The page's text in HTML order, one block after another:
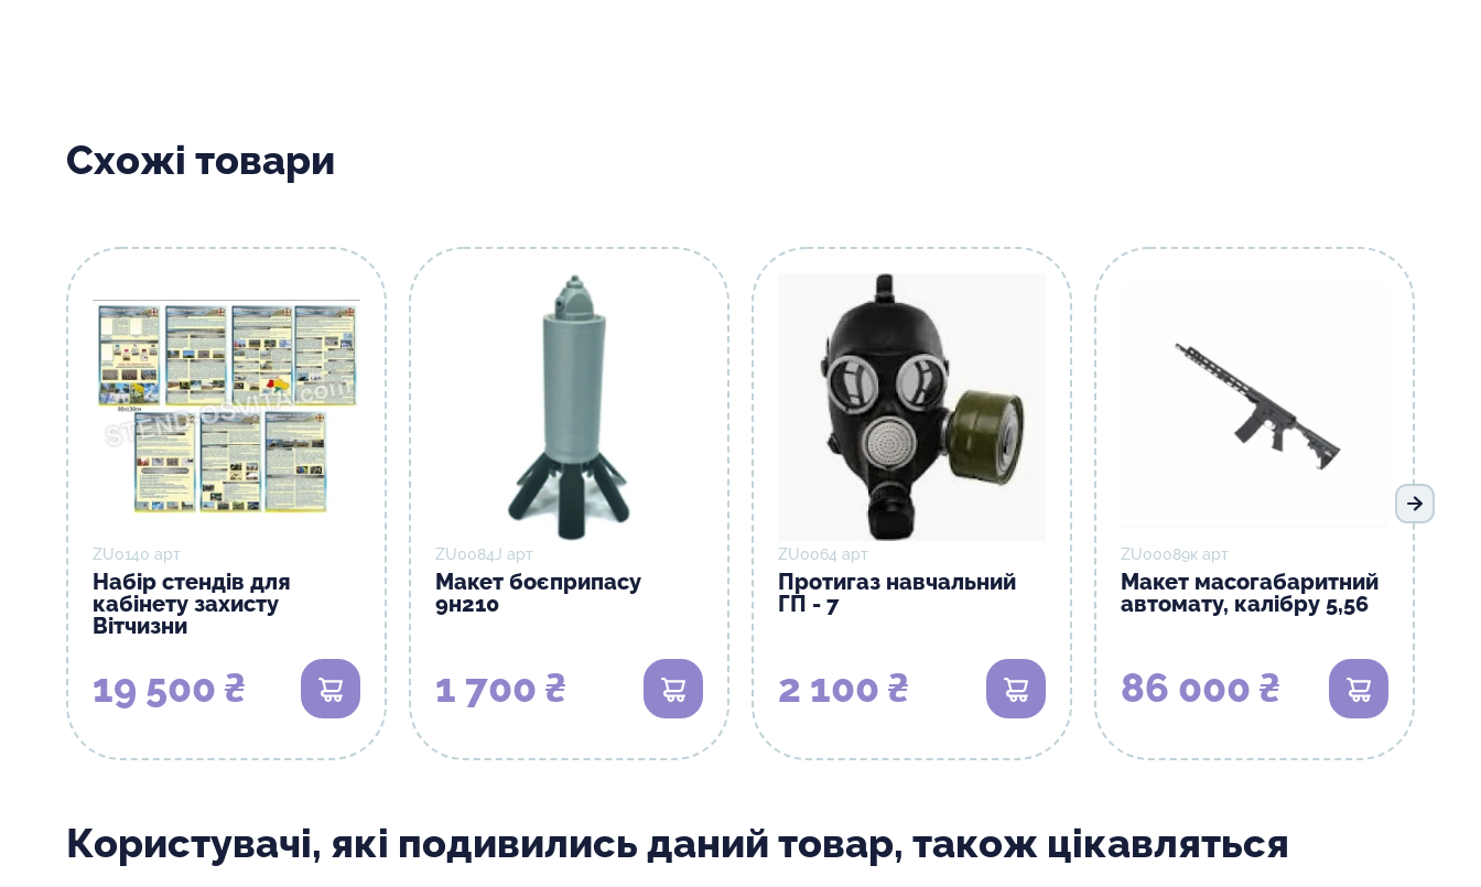
Схожі товари
ZU0140 арт
Набір стендів для
кабінету захисту
Вітчизни
19 500 ₴ В кошик
ZU0084J арт
Макет боєприпасу
9н210
1 700 ₴ В кошик
ZU0064 арт
Протигаз навчальний
ГП - 7
2 100 ₴ В кошик
ZU00089к арт
Макет масогабаритний
автомату, калібру 5,56
86 000 ₴ В кошик
Користувачі, які подивились даний товар, також цікавляться